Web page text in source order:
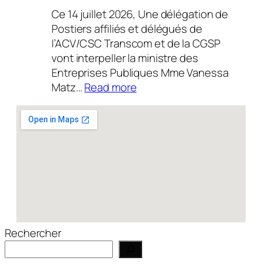
Ce 14 juillet 2026, Une délégation de
Postiers affiliés et délégués de
l’ACV/CSC Transcom et de la CGSP
vont interpeller la ministre des
Entreprises Publiques Mme Vanessa
Matz…Read more:
Rechercher